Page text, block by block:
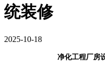
统装修
2025-10-18
净化工程厂房